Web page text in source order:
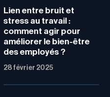
Lien entre bruit et
stress au travail :
comment agir pour
améliorer le bien-être
des employés ?
28 février 2025